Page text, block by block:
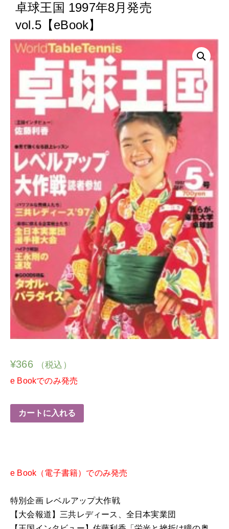
卓球王国 1997年8月発売
vol.5【eBook】
¥366 （税込）
e Bookでのみ発売
カートに入れる
e Book（電子書籍）でのみ発売
特別企画 レベルアップ大作戦
【大会報道】三共レディース、全日本実業団